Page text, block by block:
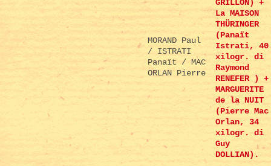
MORAND Paul
/ ISTRATI
Panaït / MAC
ORLAN Pierre
GRILLON) +
La MAISON
THÜRINGER
(Panaït
Istrati, 40
xilogr. di
Raymond
RENEFER ) +
MARGUERITE
de la NUIT
(Pierre Mac
Orlan, 34
xilogr. di
Guy
DOLLIAN).